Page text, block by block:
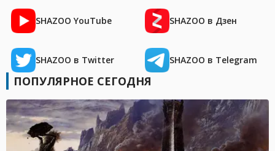
SHAZOO YouTube SHAZOO в Дзен
SHAZOO в Twitter SHAZOO в Telegram
ПОПУЛЯРНОЕ СЕГОДНЯ